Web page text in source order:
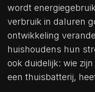
wordt
verbruik in daluren
ontwikkeling
huishoudens hun
ook duidelijk: wie
een thuisbatterij,